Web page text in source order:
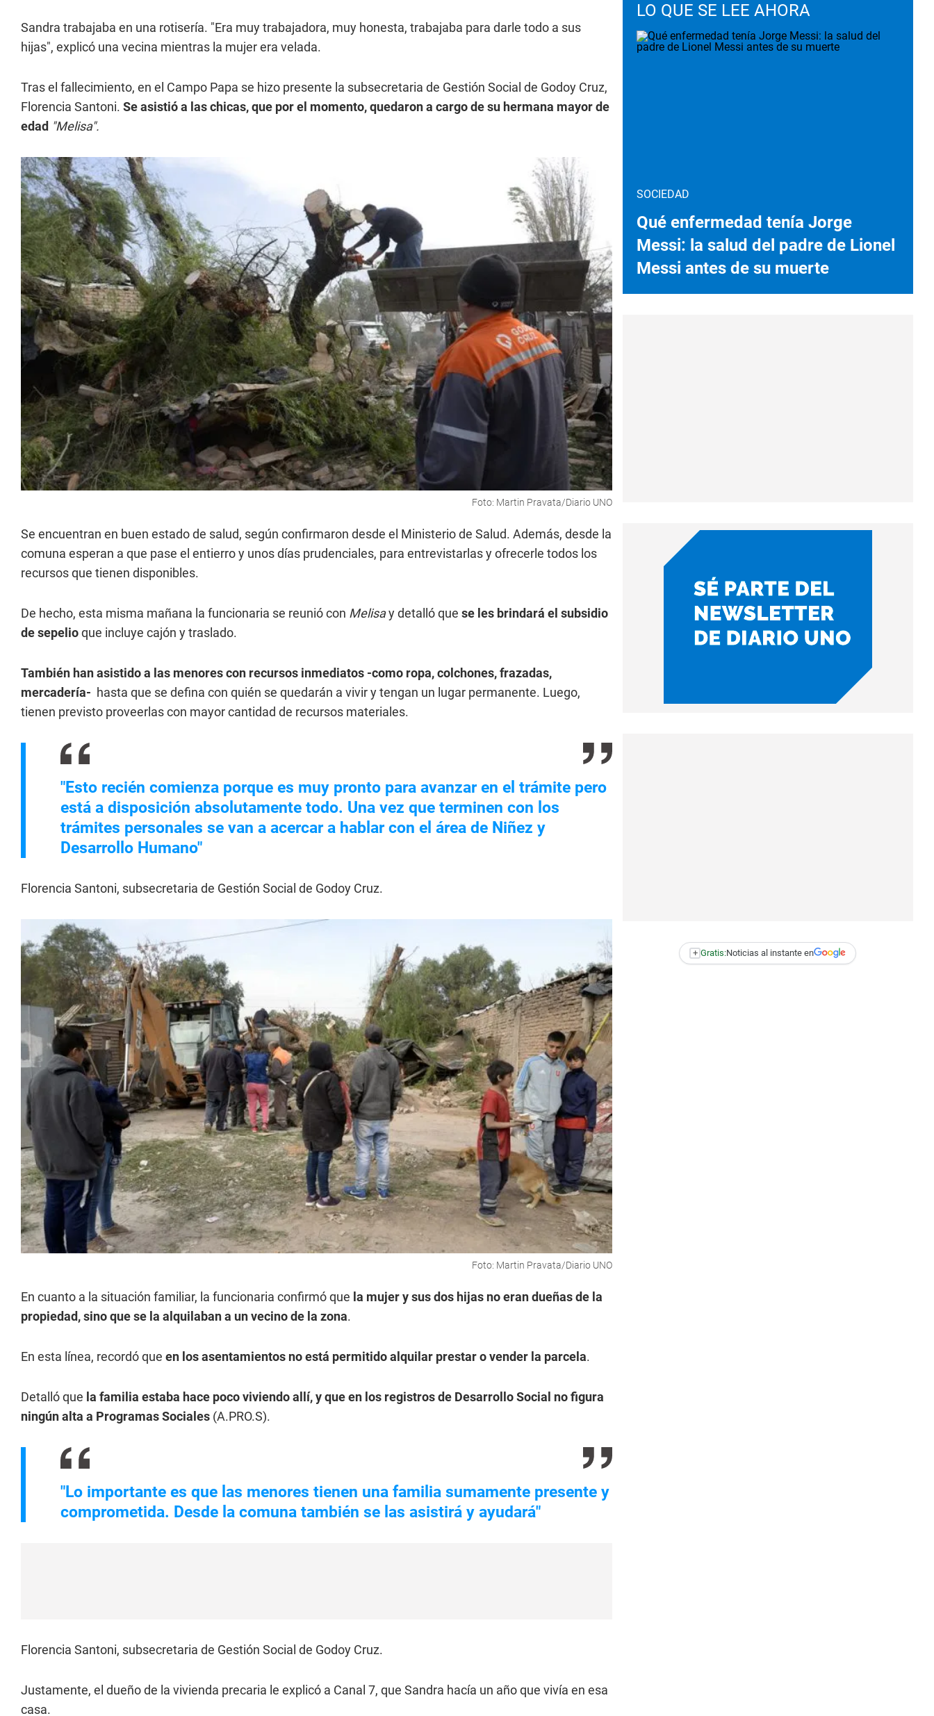
Sandra trabajaba en una rotisería. "Era muy trabajadora, muy honesta, trabajaba para darle todo a sus
hijas", explicó una vecina mientras la mujer era velada.
Tras el fallecimiento, en el Campo Papa se hizo presente la subsecretaria de Gestión Social de Godoy Cruz,
Florencia Santoni. Se asistió a las chicas, que por el momento, quedaron a cargo de su hermana mayor de
edad "Melisa".
Foto: Martin Pravata/Diario UNO
Se encuentran en buen estado de salud, según confirmaron desde el Ministerio de Salud. Además, desde la
comuna esperan a que pase el entierro y unos días prudenciales, para entrevistarlas y ofrecerle todos los
recursos que tienen disponibles.
De hecho, esta misma mañana la funcionaria se reunió con Melisay detalló que se les brindará el subsidio
de sepelioque incluye cajón y traslado.
También han asistido a las menores con recursos inmediatos -como ropa, colchones, frazadas,
mercadería- hasta que se defina con quién se quedarán a vivir y tengan un lugar permanente. Luego,
tienen previsto proveerlas con mayor cantidad de recursos materiales.
"Esto recién comienza porque es muy pronto para avanzar en el trámite pero
está a disposición absolutamente todo. Una vez que terminen con los
trámites personales se van a acercar a hablar con el área de Niñez y
Desarrollo Humano"
Florencia Santoni, subsecretaria de Gestión Social de Godoy Cruz.
Foto: Martin Pravata/Diario UNO
En cuanto a la situación familiar, la funcionaria confirmó que la mujer y sus dos hijas no eran dueñas de la
propiedad, sino que se la alquilaban a un vecino de la zona.
En esta línea, recordó que en los asentamientos no está permitido alquilar prestar o vender la parcela.
Detalló que la familia estaba hace poco viviendo allí, y que en los registros de Desarrollo Social no figura
ningún alta a Programas Sociales (A.PRO.S).
"Lo importante es que las menores tienen una familia sumamente presente y
comprometida. Desde la comuna también se las asistirá y ayudará"
Florencia Santoni, subsecretaria de Gestión Social de Godoy Cruz.
Justamente, el dueño de la vivienda precaria le explicó a Canal 7, que Sandra hacía un año que vivía en esa
casa.
LO QUE SE LEE AHORA
SOCIEDAD
Qué enfermedad tenía Jorge
Messi: la salud del padre de Lionel
Messi antes de su muerte
+ Gratis:Noticias al instante en